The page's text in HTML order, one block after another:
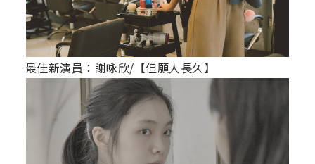
最佳新演員：謝咏欣/【但願人長久】